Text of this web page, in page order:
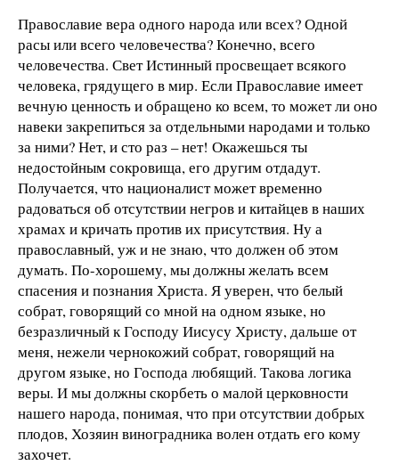
Православие вера одного народа или всех? Одной
расы или всего человечества? Конечно, всего
человечества. Свет Истинный просвещает всякого
человека, грядущего в мир. Если Православие имеет
вечную ценность и обращено ко всем, то может ли оно
навеки закрепиться за отдельными народами и только
за ними? Нет, и сто раз – нет! Окажешься ты
недостойным сокровища, его другим отдадут.
Получается, что националист может временно
радоваться об отсутствии негров и китайцев в наших
храмах и кричать против их присутствия. Ну а
православный, уж и не знаю, что должен об этом
думать. По-хорошему, мы должны желать всем
спасения и познания Христа. Я уверен, что белый
собрат, говорящий со мной на одном языке, но
безразличный к Господу Иисусу Христу, дальше от
меня, нежели чернокожий собрат, говорящий на
другом языке, но Господа любящий. Такова логика
веры. И мы должны скорбеть о малой церковности
нашего народа, понимая, что при отсутствии добрых
плодов, Хозяин виноградника волен отдать его кому
захочет.